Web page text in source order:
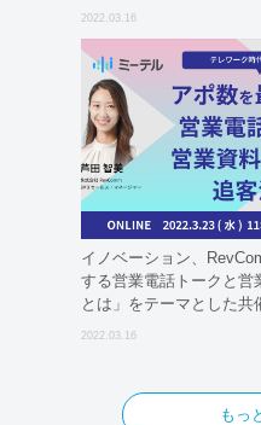
2022.03.16
イノベーション、
する営業電話トークと営
とは」をテーマとした共
2022.03.16
もっ